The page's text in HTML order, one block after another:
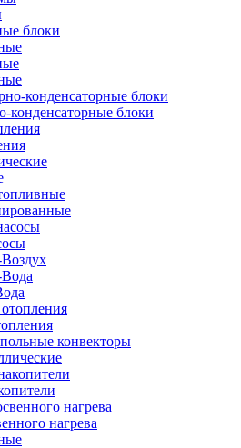
блоки
конденсаторные блоки
конвекторы
нагрева